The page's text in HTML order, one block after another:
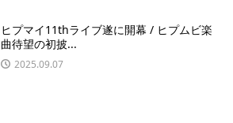
ヒプマイ11thライブ遂に開幕 / ヒプムビ楽
曲待望の初披...
2025.09.07